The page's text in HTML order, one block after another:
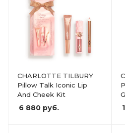
CHARLOTTE TILBURY
Pillow Talk Iconic Lip
And Cheek Kit
6 880 руб.